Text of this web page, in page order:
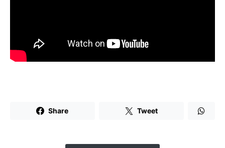
Share Tweet